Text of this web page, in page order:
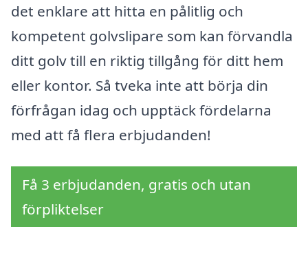
det enklare att hitta en pålitlig och
kompetent golvslipare som kan förvandla
ditt golv till en riktig tillgång för ditt hem
eller kontor. Så tveka inte att börja din
förfrågan idag och upptäck fördelarna
med att få flera erbjudanden!
Få 3 erbjudanden, gratis och utan
förpliktelser